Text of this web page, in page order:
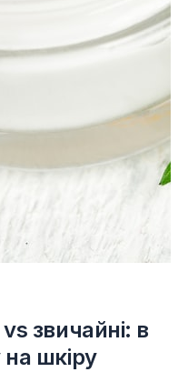
звичайні: в
шкіру